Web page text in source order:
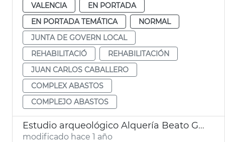
VALENCIA
EN PORTADA
EN PORTADA TEMÁTICA
NORMAL
JUNTA DE GOVERN LOCAL
REHABILITACIÓ
REHABILITACIÓN
JUAN CARLOS CABALLERO
COMPLEX ABASTOS
COMPLEJO ABASTOS
Estudio arqueológico Alquería Beato Gaspar Bono València
modificado hace 1 año